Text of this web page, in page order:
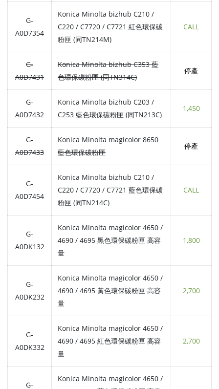
G-
A0D7354
Konica Minolta bizhub C210 /
C220 / C7720 / C7721 紅色環保碳
粉匣 (同TN214M)
CALL
G-
A0D7431
Konica Minolta bizhub C353 藍
色環保碳粉匣 (同TN314C)
停產
G-
A0D7432
Konica Minolta bizhub C203 /
C253 藍色環保碳粉匣 (同TN213C)
1,450
G-
A0D7433
Konica Minolta magicolor 8650
藍色環保碳粉匣
停產
G-
A0D7454
Konica Minolta bizhub C210 /
C220 / C7720 / C7721 藍色環保碳
粉匣 (同TN214C)
CALL
G-
A0DK132
Konica Minolta magicolor 4650 /
4690 / 4695 黑色環保碳粉匣 高容
量
1,800
G-
A0DK232
Konica Minolta magicolor 4650 /
4690 / 4695 黃色環保碳粉匣 高容
量
2,700
G-
A0DK332
Konica Minolta magicolor 4650 /
4690 / 4695 紅色環保碳粉匣 高容
量
2,700
G-
Konica Minolta magicolor 4650 /